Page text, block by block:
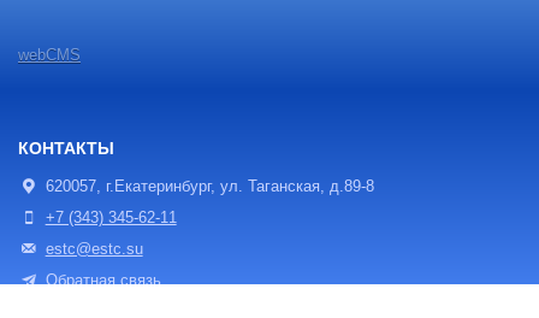
webCMS
КОНТАКТЫ
620057, г.Екатеринбург, ул. Таганская, д.89-8
+7 (343) 345-62-11
estc@estc.su
Обратная связь